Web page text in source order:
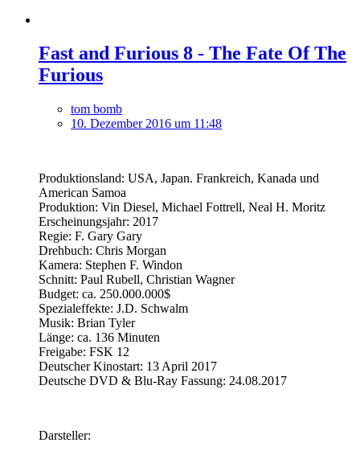
Fast and Furious 8 - The Fate Of The
Furious
tom bomb
10. Dezember 2016 um 11:48
Produktionsland: USA, Japan. Frankreich, Kanada und
American Samoa
Produktion: Vin Diesel, Michael Fottrell, Neal H. Moritz
Erscheinungsjahr: 2017
Regie: F. Gary Gary
Drehbuch: Chris Morgan
Kamera: Stephen F. Windon
Schnitt: Paul Rubell, Christian Wagner
Budget: ca. 250.000.000$
Spezialeffekte: J.D. Schwalm
Musik: Brian Tyler
Länge: ca. 136 Minuten
Freigabe: FSK 12
Deutscher Kinostart: 13 April 2017
Deutsche DVD & Blu-Ray Fassung: 24.08.2017
Darsteller: